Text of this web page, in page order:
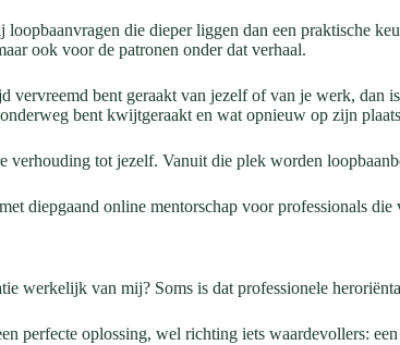
die dieper liggen dan een praktische
ook voor de patronen onder dat verhaal.
vervreemd bent geraakt van jezelf of van je werk,
bent kwijtgeraakt en wat opnieuw op zijn
tot jezelf. Vanuit die plek worden
diepgaand online mentorschap voor professionals
van mij? Soms is dat professionele
perfecte oplossing, wel richting iets waardevollers: